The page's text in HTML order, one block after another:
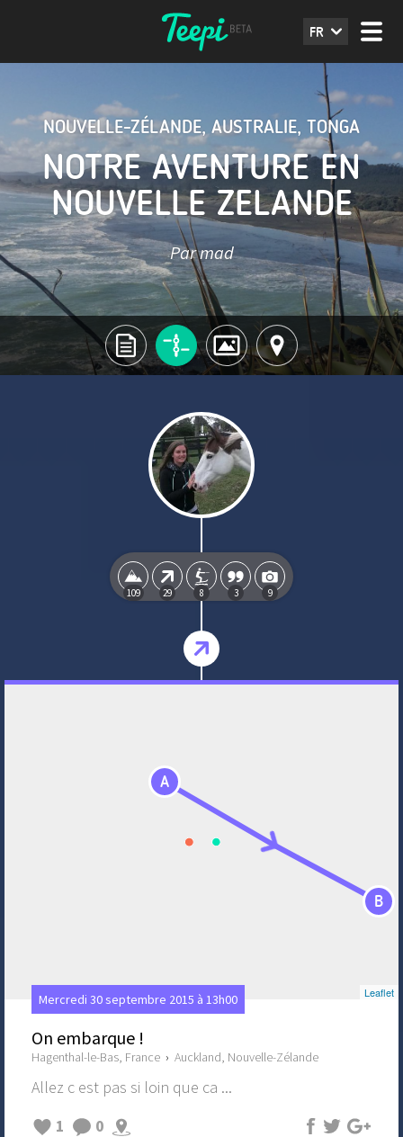
FR
NOUVELLE-ZÉLANDE, AUSTRALIE, TONGA
NOTRE AVENTURE EN
NOUVELLE ZELANDE
Par mad
109 29 8 3 9
A
B
Leaflet
Mercredi 30 septembre 2015 à 13h00
On embarque !
Hagenthal-le-Bas, France › Auckland, Nouvelle-Zélande
Allez c est pas si loin que ca ...
1
0